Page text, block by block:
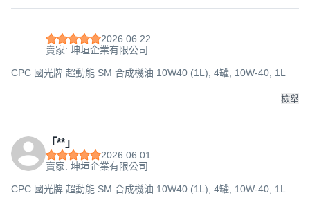
2026.06.22
賣家: 坤垣企業有限公司
CPC 國光牌 超動能 SM 合成機油 10W40 (1L), 4罐, 10W-40, 1L
檢舉
「**」
2026.06.01
賣家: 坤垣企業有限公司
CPC 國光牌 超動能 SM 合成機油 10W40 (1L), 4罐, 10W-40, 1L